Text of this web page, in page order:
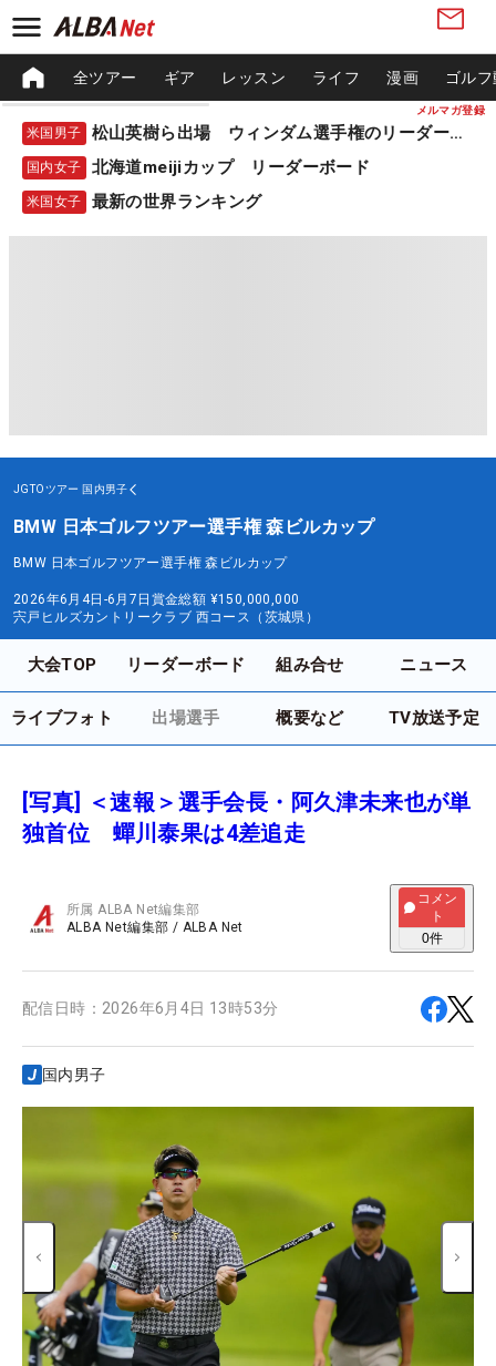
メルマガ登録
全ツアー ギア レッスン ライフ 漫画 ゴル
米国男子 松山英樹ら出場 ウィンダム選手権のリーダーボード
国内女子 北海道meijiカップ リーダーボード
米国女子 最新の世界ランキング
JGTOツアー 国内男子
BMW 日本ゴルフツアー選手権 森ビルカップ
BMW 日本ゴルフツアー選手権 森ビルカップ
2026年6月4日-6月7日 賞金総額 ¥150,000,000
宍戸ヒルズカントリークラブ 西コース（茨城県）
大会TOP リーダーボード 組み合せ ニュース
ライブフォト 出場選手 概要など TV放送予定
[写真] ＜速報＞選手会長・阿久津未来也が単
独首位 蟬川泰果は4差追走
所属ALBA Net編集部
ALBA Net編集部 / ALBA Net
コメン
ト
0件
配信日時： 2026年6月4日 13時53分
国内男子